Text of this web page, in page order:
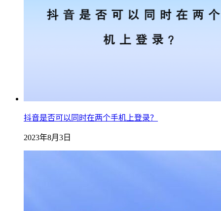
抖音是否可以同时在两个手机上登录？
2023年8月3日